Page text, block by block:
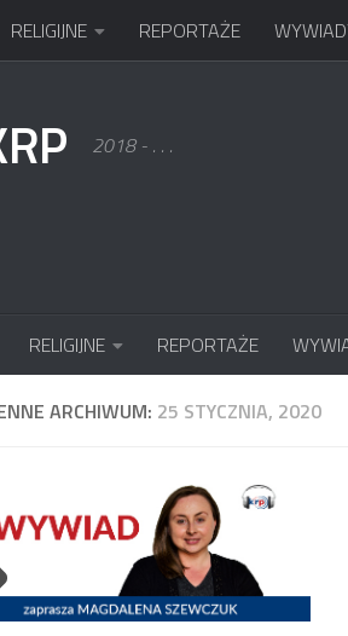
RELIGIJNE REPORTAŻE
2018 - . . .
RELIGIJNE REPORTAŻE
ARCHIWUM: 25 STYCZNIA, 2020